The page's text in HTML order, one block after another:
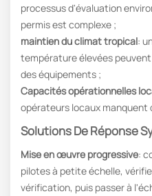
processus d'évaluation
permis est complexe ;
maintien du climat tropical:
température élevées
des équipements ;
Capacités opérationnelles
opérateurs locaux manquent
Solutions De Réponse
Mise en œuvre progressive:
pilotes à petite échelle,
vérification, puis passer à